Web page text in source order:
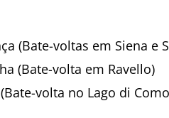
(Bate-voltas em Siena e
(Bate-volta em Ravello)
volta no Lago di